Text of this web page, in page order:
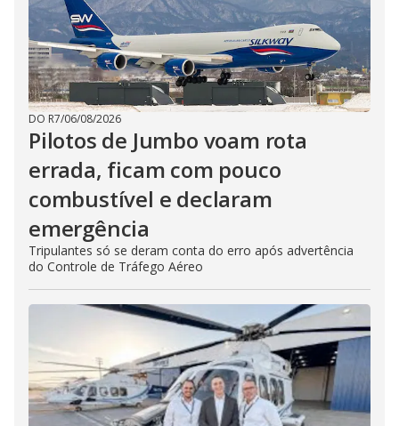
DO R7/06/08/2026
Pilotos de Jumbo voam rota
errada, ficam com pouco
combustível e declaram
emergência
Tripulantes só se deram conta do erro após advertência
do Controle de Tráfego Aéreo